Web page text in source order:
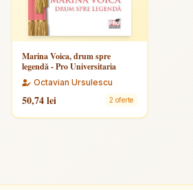
Marina Voica, drum spre
legendă - Pro Universitaria
Octavian Ursulescu
50,74 lei 2 oferte